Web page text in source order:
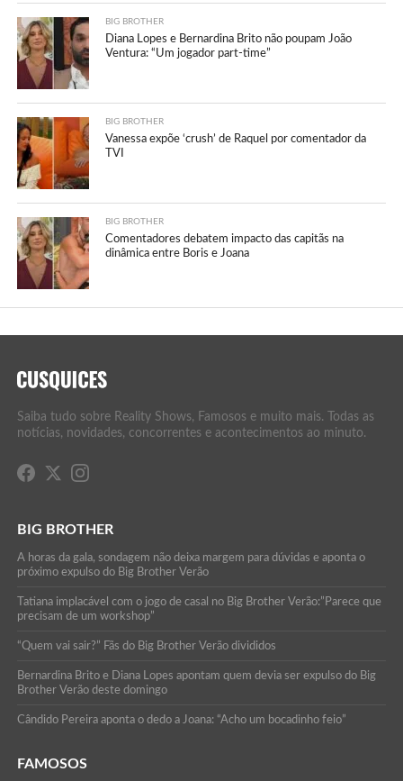
BIG BROTHER
Diana Lopes e Bernardina Brito não poupam João
Ventura: “Um jogador part-time”
BIG BROTHER
Vanessa expõe ‘crush’ de Raquel por comentador da
TVI
BIG BROTHER
Comentadores debatem impacto das capitãs na
dinâmica entre Boris e Joana
Saiba tudo sobre Reality Shows, Famosos e muito mais. Todas as
notícias, novidades, concorrentes e acontecimentos ao minuto.
BIG BROTHER
A horas da gala, sondagem não deixa margem para dúvidas e aponta o
próximo expulso do Big Brother Verão
Tatiana implacável com o jogo de casal no Big Brother Verão:”Parece que
precisam de um workshop”
“Quem vai sair?” Fãs do Big Brother Verão divididos
Bernardina Brito e Diana Lopes apontam quem devia ser expulso do Big
Brother Verão deste domingo
Cândido Pereira aponta o dedo a Joana: “Acho um bocadinho feio”
FAMOSOS